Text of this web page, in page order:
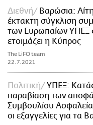
Διεθνή
Βαρώσια:
έκτακτη σύγκλιση
των Ευρωπαίων ΥΠΕΞ
ετοιμάζει η Κύπρος
The LiFO team
22.7.2021
Πολιτική
ΥΠΕΞ:
παραβίαση των
Συμβουλίου
οι εξαγγελίες για τα